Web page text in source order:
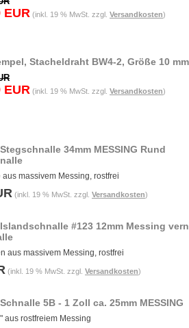
EUR (inkl. 19 % MwSt. zzgl. Versandkosten)
Stacheldraht BW4-2, Größe 10 mm
EUR (inkl. 19 % MwSt. zzgl. Versandkosten)
34mm MESSING Rund
massivem Messing, rostfrei
(inkl. 19 % MwSt. zzgl. Versandkosten)
#123 12mm Messing
aus massivem Messing, rostfrei
(inkl. 19 % MwSt. zzgl. Versandkosten)
5B - 1 Zoll ca. 25mm MESSING
aus rostfreiem Messing